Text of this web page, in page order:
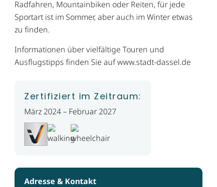
Radfahren, Mountainbiken oder Reiten, für jede
Sportart ist im Sommer, aber auch im Winter etwas
zu finden.
Informationen über vielfältige Touren und
Ausflugstipps finden Sie auf www.stadt-dassel.de
Zertifiziert im Zeitraum:
März 2024 – Februar 2027
Adresse & Kontakt